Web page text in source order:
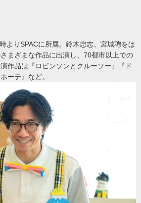
よりSPACに所属。鈴木忠志、宮城聰をは
まざまな作品に出演し、70都市以上での
作品は『ロビンソンとクルーソー』『ド
ーテ』など。